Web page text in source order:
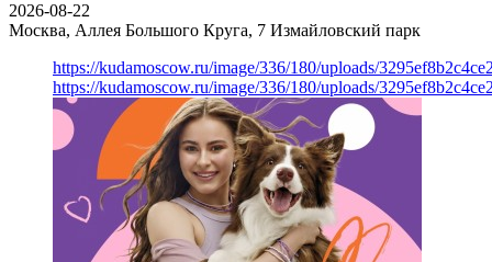
2026-08-22
Москва, Аллея Большого Круга, 7 Измайловский парк
https://kudamoscow.ru/image/336/180/uploads/
https://kudamoscow.ru/image/336/180/uploads/